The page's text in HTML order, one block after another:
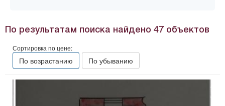
По результатам поиска найдено 47 объектов
Сортировка по цене:
По возрастанию По убыванию